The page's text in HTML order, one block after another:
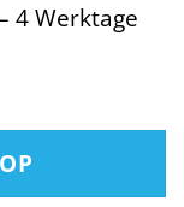
4 Werktage